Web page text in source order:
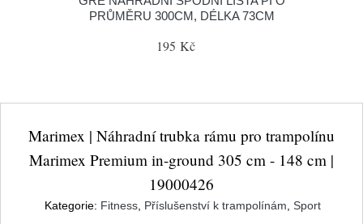
PRŮMĚRU 300CM, DÉLKA 73CM
195 Kč
Marimex | Náhradní trubka rámu pro trampolínu
Marimex Premium in-ground 305 cm - 148 cm |
19000426
Kategorie: Fitness, Příslušenství k trampolínám Sport